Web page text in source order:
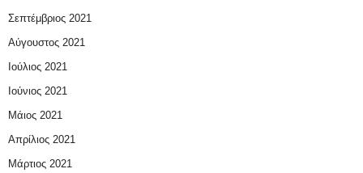
Σεπτέμβριος 2021
Αύγουστος 2021
Ιούλιος 2021
Ιούνιος 2021
Μάιος 2021
Απρίλιος 2021
Μάρτιος 2021